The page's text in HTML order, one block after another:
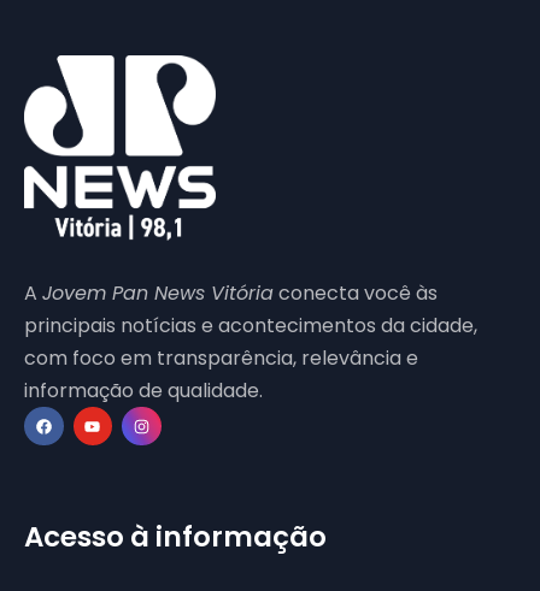
A Jovem Pan News Vitóriaconecta você às
principais notícias e acontecimentos da cidade,
com foco em transparência, relevância e
informação de qualidade.
Acesso à informação